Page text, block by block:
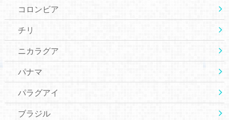
コロンビア
チリ
ニカラグア
パナマ
パラグアイ
ブラジル